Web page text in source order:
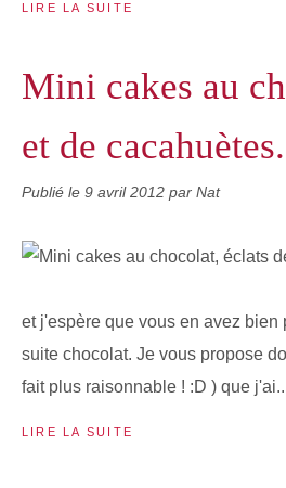
LIRE LA SUITE
Mini cakes au
et de cacahuètes.
Publié le 9 avril 2012 par Nat
et j'espère que vous en avez
suite chocolat. Je vous propose
fait plus raisonnable ! :D ) que
LIRE LA SUITE